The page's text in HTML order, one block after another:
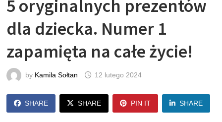
5 oryginalnych prezentów
dla dziecka. Numer 1
zapamięta na całe życie!
by Kamila Sołtan 12 lutego 2024
SHARE SHARE PIN IT SHARE